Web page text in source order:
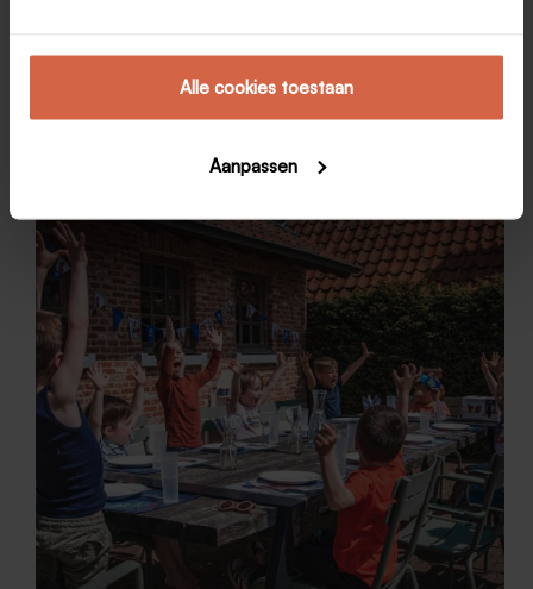
Alle cookies toestaan
Aanpassen
Els Vanhooren
19 oktober 2017